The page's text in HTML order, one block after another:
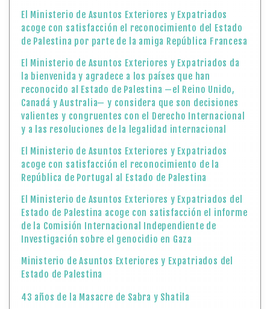
El Ministerio de Asuntos Exteriores y Expatriados
acoge con satisfacción el reconocimiento del Estado
de Palestina por parte de la amiga República Francesa
El Ministerio de Asuntos Exteriores y Expatriados da
la bienvenida y agradece a los países que han
reconocido al Estado de Palestina —el Reino Unido,
Canadá y Australia— y considera que son decisiones
valientes y congruentes con el Derecho Internacional
y a las resoluciones de la legalidad internacional
El Ministerio de Asuntos Exteriores y Expatriados
acoge con satisfacción el reconocimiento de la
República de Portugal al Estado de Palestina
El Ministerio de Asuntos Exteriores y Expatriados del
Estado de Palestina acoge con satisfacción el informe
de la Comisión Internacional Independiente de
Investigación sobre el genocidio en Gaza
Ministerio de Asuntos Exteriores y Expatriados del
Estado de Palestina
43 años de la Masacre de Sabra y Shatila